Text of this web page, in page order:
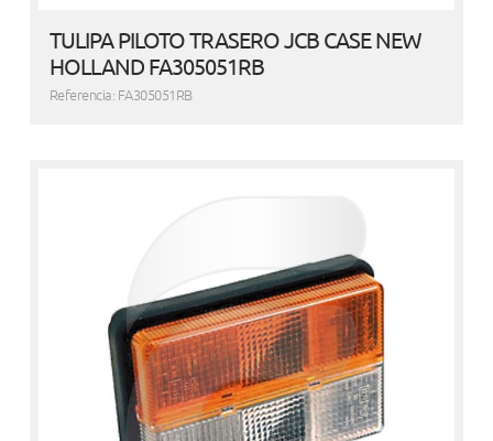
TULIPA PILOTO TRASERO JCB CASE NEW
HOLLAND FA305051RB
Referencia: FA305051RB